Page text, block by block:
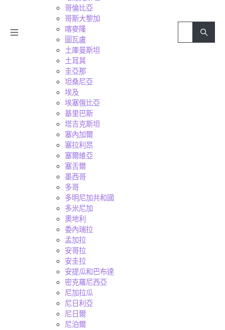
哥倫比亞
哥斯大黎加
喀麥隆
圖瓦盧
土庫曼斯坦
土耳其
圭亞那
坦桑尼亞
埃及
埃塞俄比亞
基里巴斯
塔吉克斯坦
塞內加爾
塞拉利昂
塞爾維亞
塞舌爾
墨西哥
多哥
多明尼加共和國
多米尼加
奧地利
委內瑞拉
孟加拉
安哥拉
安圭拉
安提瓜和巴布達
密克羅尼西亞
尼加拉瓜
尼日利亞
尼日爾
尼泊爾